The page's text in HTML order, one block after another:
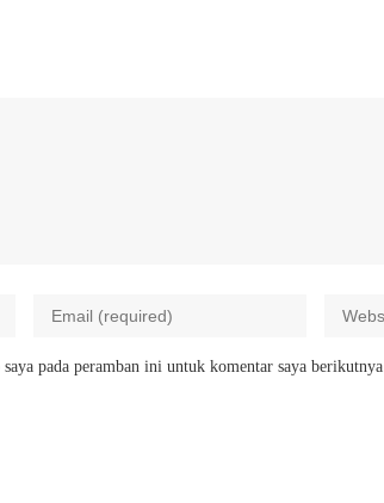
pada peramban ini untuk komentar saya berikutnya.